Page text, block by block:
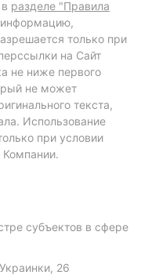
разделе "Правила
информацию,
только при
на Сайт
не ниже первого
не может
текста,
Использование
при условии
Компании.
субъектов в сфере
26